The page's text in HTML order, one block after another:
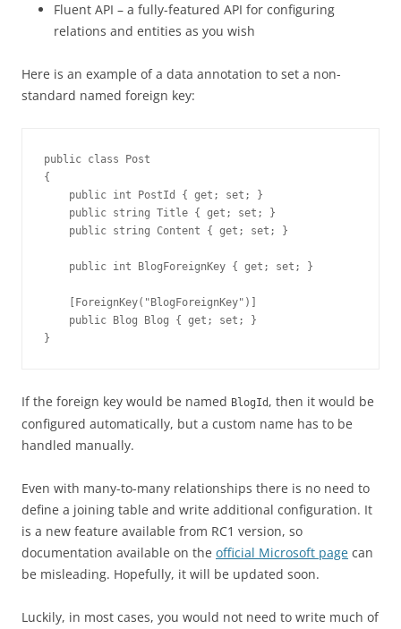
Fluent API – a fully-featured API for configuring
relations and entities as you wish
Here is an example of a data annotation to set a non-
standard named foreign key:
public class Post
{
    public int PostId { get; set; }
    public string Title { get; set; }
    public string Content { get; set; }
    public int BlogForeignKey { get; set; }
    [ForeignKey("BlogForeignKey")]
    public Blog Blog { get; set; }
}
If the foreign key would be named BlogId , then it would be
configured automatically, but a custom name has to be
handled manually.
Even with many-to-many relationships there is no need to
define a joining table and write additional configuration. It
is a new feature available from RC1 version, so
documentation available on the official Microsoft page can
be misleading. Hopefully, it will be updated soon.
Luckily, in most cases, you would not need to write much of